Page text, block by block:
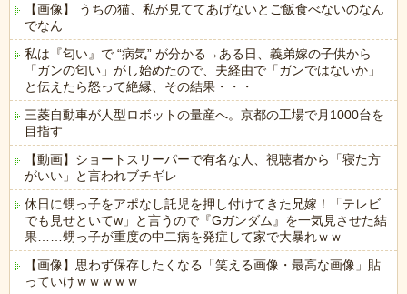
【画像】 うちの猫、私が見ててあげないとご飯食べないのなん
でなん
私は『匂い』で “病気” が分かる→ある日、義弟嫁の子供から
「ガンの匂い」がし始めたので、夫経由で「ガンではないか」
と伝えたら怒って絶縁、その結果・・・
三菱自動車が人型ロボットの量産へ。京都の工場で月1000台を
目指す
【動画】ショートスリーパーで有名な人、視聴者から「寝た方
がいい」と言われブチギレ
休日に甥っ子をアポなし託児を押し付けてきた兄嫁！「テレビ
でも見せといてw」と言うので『Gガンダム』を一気見させた結
果……甥っ子が重度の中二病を発症して家で大暴れｗｗ
【画像】思わず保存したくなる「笑える画像・最高な画像」貼
っていけｗｗｗｗｗ